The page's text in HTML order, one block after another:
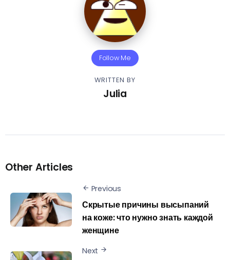
Follow Me
WRITTEN BY
Julia
Other Articles
Previous
Скрытые причины высыпаний
на коже: что нужно знать каждой
женщине
Next